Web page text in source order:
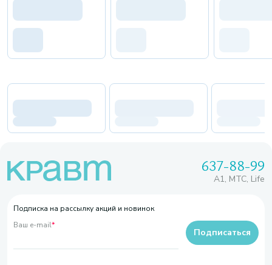
637-88-99
A1, МТС, Life
Подписка на рассылку акций и новинок
Ваш e-mail*
Подписаться